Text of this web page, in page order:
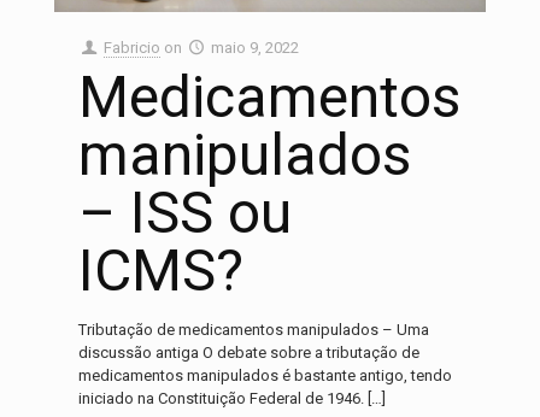
Fabricio on maio 9, 2022
Medicamentos
manipulados
– ISS ou
ICMS?
Tributação de medicamentos manipulados – Uma
discussão antiga O debate sobre a tributação de
medicamentos manipulados é bastante antigo, tendo
iniciado na Constituição Federal de 1946. […]